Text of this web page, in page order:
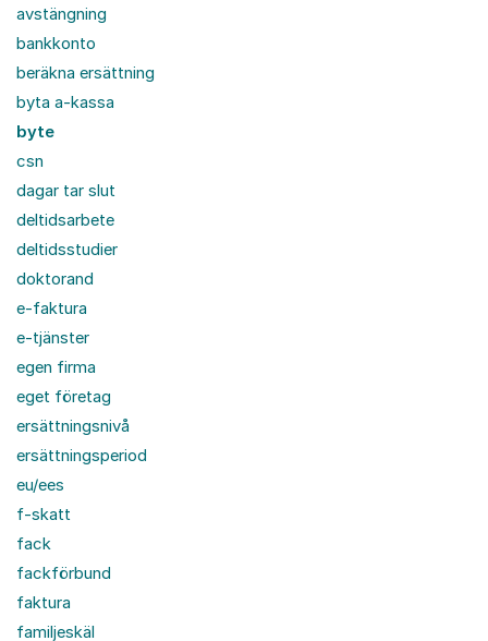
avstängning
bankkonto
beräkna ersättning
byta a-kassa
byte
csn
dagar tar slut
deltidsarbete
deltidsstudier
doktorand
e-faktura
e-tjänster
egen firma
eget företag
ersättningsnivå
ersättningsperiod
eu/ees
f-skatt
fack
fackförbund
faktura
familjeskäl